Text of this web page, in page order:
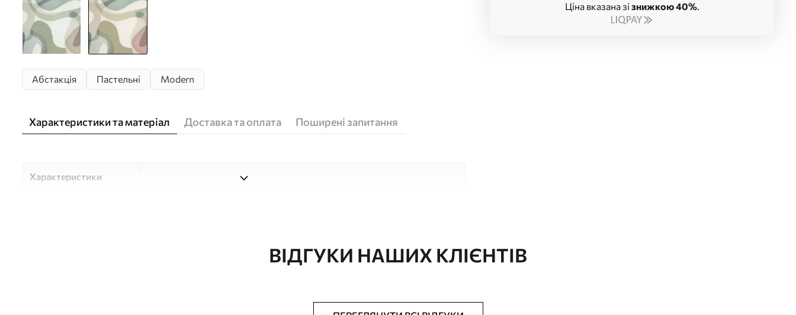
Ціна вказана зі знижкою 40%.
Абстакція Пастельні Modern
Характеристики та матеріал Доставка та оплата Поширені запитання
Характеристики
ВІДГУКИ НАШИХ КЛІЄНТІВ